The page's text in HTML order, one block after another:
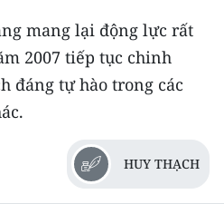
mang lại động lực rất
2007 tiếp tục chinh
đáng tự hào trong các
HUY THẠCH